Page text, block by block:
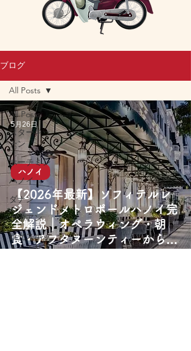
ブログ
All Posts
スターキッ
チン
ホーチミン
ハノイ
ダナン
ホイアン
観光スポッ
ト・エリア
All Posts
【2026年最新】ソフィテルレ
ジェンドメトロポールハノイ完
全解説｜オペラウィング・朝
食・アフタヌーンティーから歴
ハノイ
5月26日